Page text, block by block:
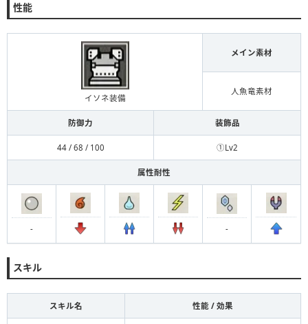
性能
イソネ装備
メイン素材
人魚竜素材
防御力 装飾品
44 / 68 / 100 ①Lv2
属性耐性
- -
スキル
スキル名 性能 / 効果